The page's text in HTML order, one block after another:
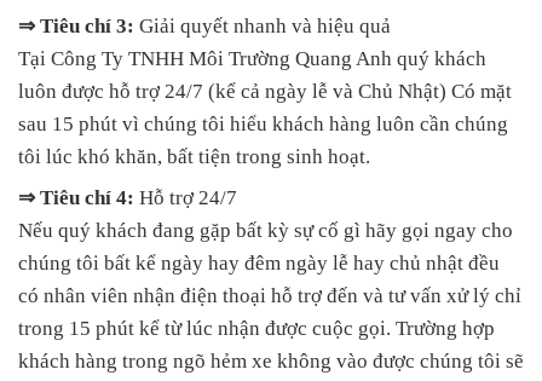
⇒ Tiêu chí 3: Giải quyết nhanh và hiệu quả
Tại Công Ty TNHH Môi Trường Quang Anh quý khách
luôn được hỗ trợ 24/7 (kể cả ngày lễ và Chủ Nhật) Có mặt
sau 15 phút vì chúng tôi hiểu khách hàng luôn cần chúng
tôi lúc khó khăn, bất tiện trong sinh hoạt.
⇒ Tiêu chí 4: Hỗ trợ 24/7
Nếu quý khách đang gặp bất kỳ sự cố gì hãy gọi ngay cho
chúng tôi bất kể ngày hay đêm ngày lễ hay chủ nhật đều
có nhân viên nhận điện thoại hỗ trợ đến và tư vấn xử lý chỉ
trong 15 phút kể từ lúc nhận được cuộc gọi. Trường hợp
khách hàng trong ngõ hẻm xe không vào được chúng tôi sẽ